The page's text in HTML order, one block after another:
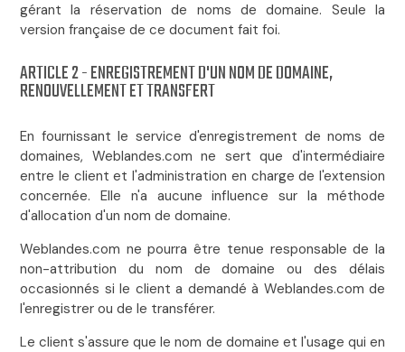
gérant la réservation de noms de domaine. Seule la
version française de ce document fait foi.
ARTICLE 2 - ENREGISTREMENT D'UN NOM DE DOMAINE,
RENOUVELLEMENT ET TRANSFERT
En fournissant le service d'enregistrement de noms de
domaines, Weblandes.com ne sert que d'intermédiaire
entre le client et l'administration en charge de l'extension
concernée. Elle n'a aucune influence sur la méthode
d'allocation d'un nom de domaine.
Weblandes.com ne pourra être tenue responsable de la
non-attribution du nom de domaine ou des délais
occasionnés si le client a demandé à Weblandes.com de
l'enregistrer ou de le transférer.
Le client s'assure que le nom de domaine et l'usage qui en